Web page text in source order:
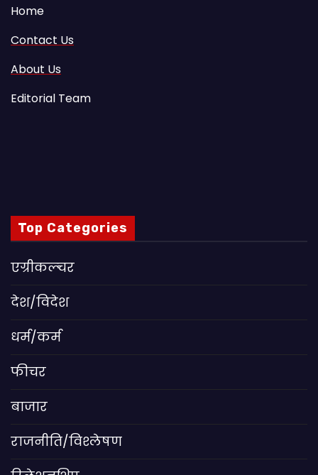
Home
Contact Us
About Us
Editorial Team
Top Categories
एग्रीकल्चर
देश/विदेश
धर्म/कर्म
फीचर
बाजार
राजनीति/विश्लेषण